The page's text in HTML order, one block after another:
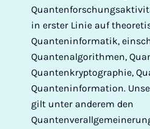
in erster Linie auf
Quanteninformatik,
Quantenalgorithmen,
Quantenkryptographie,
Quanteninformation.
gilt unter anderem den